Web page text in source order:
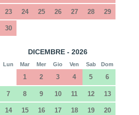
23 24 25 26 27 28 29
30
DICEMBRE - 2026
Lun Mar Mer Gio Ven Sab Dom
1 2 3 4 5 6
7 8 9 10 11 12 13
14 15 16 17 18 19 20